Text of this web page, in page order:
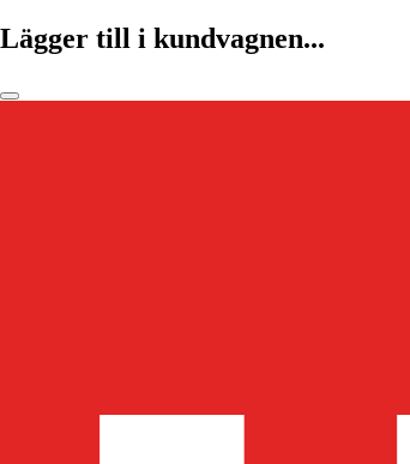
Lägger till i kundvagnen...